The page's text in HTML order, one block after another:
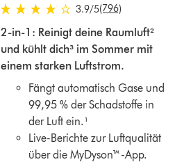
3.9 stars out of 5 from 796
3.9/5(796)
2-in-1: Reinigt deine Raumluft²
und kühlt dich³ im Sommer mit
einem starken Luftstrom.
Fängt automatisch Gase und
99,95 % der Schadstoffe in
der Luft ein.¹
Live-Berichte zur Luftqualität
über die MyDyson™-App.